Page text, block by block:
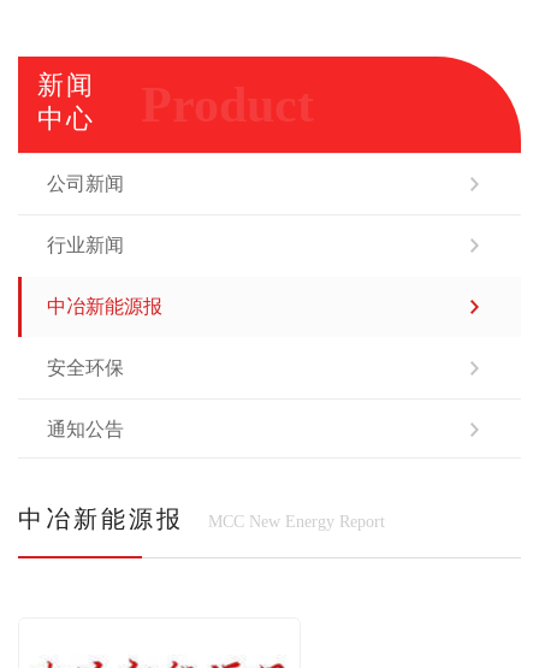
新闻
中心
公司新闻
行业新闻
中冶新能源报
安全环保
通知公告
中冶新能源报 MCC New Energy Report